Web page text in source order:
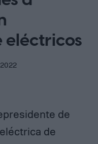
2022
de
de